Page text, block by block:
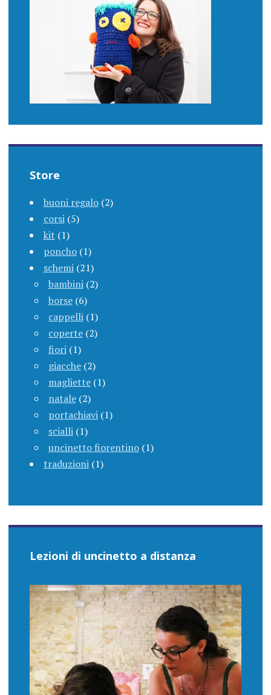
Store
buoni regalo (2)
corsi (5)
kit (1)
poncho (1)
schemi (21)
bambini (2)
borse (6)
cappelli (1)
coperte (2)
fiori (1)
giacche (2)
magliette (1)
natale (2)
portachiavi (1)
scialli (1)
uncinetto fiorentino (1)
traduzioni (1)
Lezioni di uncinetto a distanza